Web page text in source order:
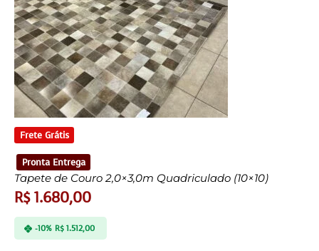
Frete Grátis
Pronta Entrega
Tapete de Couro 2,0×3,0m Quadriculado (10×10)
R$1.680,00
-10% R$1.512,00